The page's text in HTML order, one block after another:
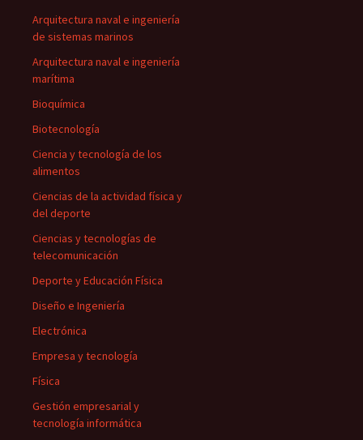
Arquitectura naval e ingeniería
de sistemas marinos
Arquitectura naval e ingeniería
marítima
Bioquímica
Biotecnología
Ciencia y tecnología de los
alimentos
Ciencias de la actividad física y
del deporte
Ciencias y tecnologías de
telecomunicación
Deporte y Educación Física
Diseño e Ingeniería
Electrónica
Empresa y tecnología
Física
Gestión empresarial y
tecnología informática